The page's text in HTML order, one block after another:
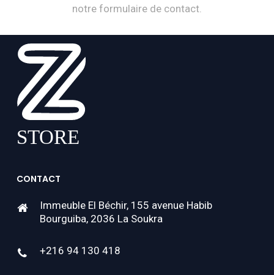
notre formulaire de contact.
CONTACT
Immeuble El Béchir, 155 avenue Habib
Bourguiba, 2036 La Soukra
+216 94 130 418